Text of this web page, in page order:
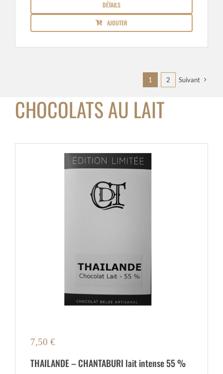
DÉTAILS
AJOUTER
1 2 Suivant
CHOCOLATS AU LAIT
7,50 €
THAILANDE – CHANTABURI lait intense 55 %